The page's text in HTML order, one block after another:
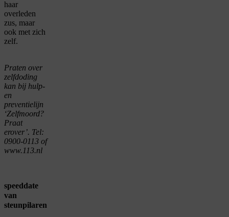
haar
overleden
zus, maar
ook met zich
zelf.
Praten over
zelfdoding
kan bij hulp-
en
preventielijn
‘Zelfmoord?
Praat
erover’. Tel:
0900-0113 of
www.113.nl
speeddate
van
steunpilaren